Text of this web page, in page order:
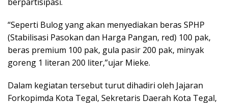
“Seperti Bulog yang akan menyediakan beras SPHP
(Stabilisasi Pasokan dan Harga Pangan, red) 100 pak,
beras premium 100 pak, gula pasir 200 pak, minyak
goreng 1 literan 200 liter,”ujar Mieke.
Dalam kegiatan tersebut turut dihadiri oleh Jajaran
Forkopimda Kota Tegal, Sekretaris Daerah Kota Tegal,